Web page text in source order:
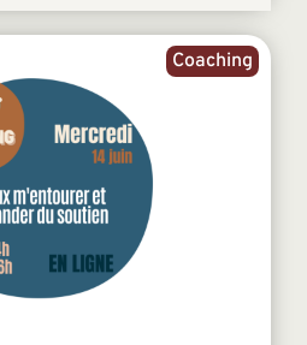
Coaching